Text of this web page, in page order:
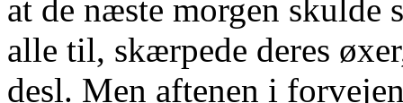
at de næste morgen skulde
alle til, skærpede deres
desl. Men aftenen i